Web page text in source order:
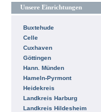
Unsere Einrichtungen
Buxtehude
Celle
Cuxhaven
Göttingen
Hann. Münden
Hameln-Pyrmont
Heidekreis
Landkreis Harburg
Landkreis Hildesheim